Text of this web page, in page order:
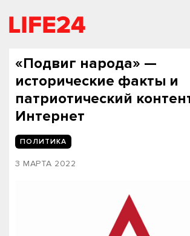
«Подвиг народа» —
исторические факты и
патриотический
Интернет
ПОЛИТИКА
3 МАРТА 2022